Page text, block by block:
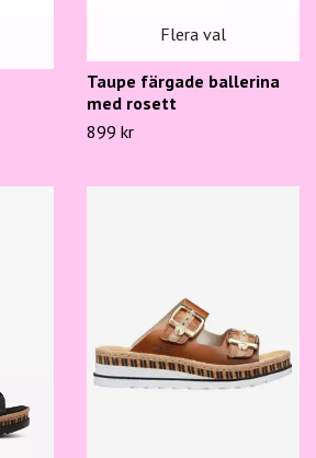
Flera val
Taupe färgade ballerina
med rosett
899 kr